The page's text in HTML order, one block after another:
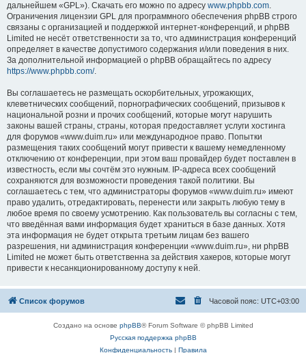
дальнейшем «GPL»). Скачать его можно по адресу www.phpbb.com.
Ограничения лицензии GPL для программного обеспечения phpBB строго
связаны с организацией и поддержкой интернет-конференций, и phpBB
Limited не несёт ответственности за то, что администрация конференций
определяет в качестве допустимого содержания и/или поведения в них.
За дополнительной информацией о phpBB обращайтесь по адресу
https://www.phpbb.com/.
Вы соглашаетесь не размещать оскорбительных, угрожающих,
клеветнических сообщений, порнографических сообщений, призывов к
национальной розни и прочих сообщений, которые могут нарушить
законы вашей страны, страны, которая предоставляет услуги хостинга
для форумов «www.duim.ru» или международное право. Попытки
размещения таких сообщений могут привести к вашему немедленному
отключению от конференции, при этом ваш провайдер будет поставлен в
известность, если мы сочтём это нужным. IP-адреса всех сообщений
сохраняются для возможности проведения такой политики. Вы
соглашаетесь с тем, что администраторы форумов «www.duim.ru» имеют
право удалить, отредактировать, перенести или закрыть любую тему в
любое время по своему усмотрению. Как пользователь вы согласны с тем,
что введённая вами информация будет храниться в базе данных. Хотя
эта информация не будет открыта третьим лицам без вашего
разрешения, ни администрация конференции «www.duim.ru», ни phpBB
Limited не может быть ответственна за действия хакеров, которые могут
привести к несанкционированному доступу к ней.
Список форумов Часовой пояс: UTC+03:00
Создано на основе phpBB® Forum Software © phpBB Limited
Русская поддержка phpBB
Конфиденциальность| Правила